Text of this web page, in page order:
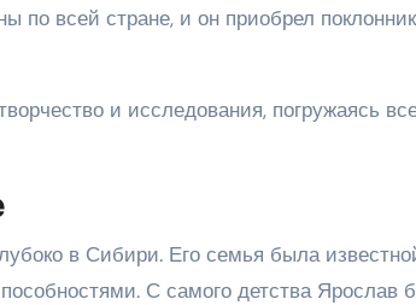
по всей стране, и он приобрел
и исследования, погружаясь
в Сибири. Его семья была
С самого детства Ярослав